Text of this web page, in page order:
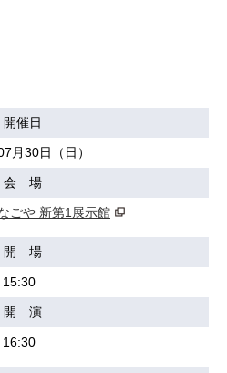
開催日
月30日（日）
会 場
ごや 新第1展示館
開 場
15:30
開 演
16:30